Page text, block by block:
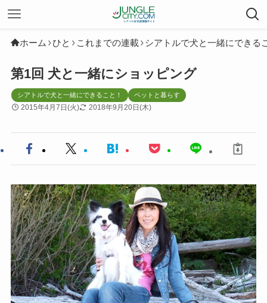
ホーム ひと これまでの連載 シアトルで犬と一緒にできる
第1回 犬と一緒にショッピング
シアトルで犬と一緒にできること！ ペットと暮らす
2015年4月7日(火) 2018年9月20日(木)